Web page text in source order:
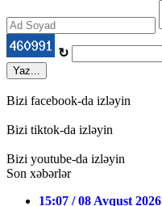
↻
Yaz...
Bizi facebook-da izləyin
Bizi tiktok-da izləyin
Bizi youtube-da izləyin
Son xəbərlər
15:07 / 08 Avqust 2026